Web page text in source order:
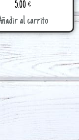
5.00€
al carrito